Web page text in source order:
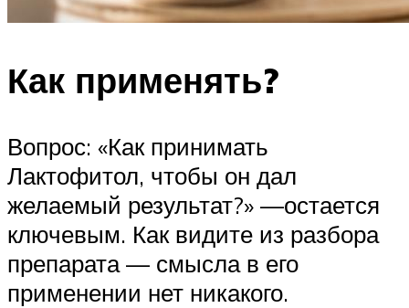
Как применять?
Вопрос: «Как принимать
Лактофитол, чтобы он дал
желаемый результат?» —остается
ключевым. Как видите из разбора
препарата — смысла в его
применении нет никакого.